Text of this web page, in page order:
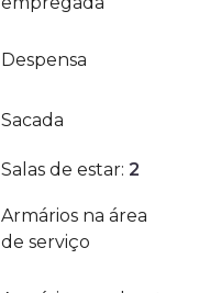
Despensa
Sacada
Salas de estar: 2
Armários na área
de serviço